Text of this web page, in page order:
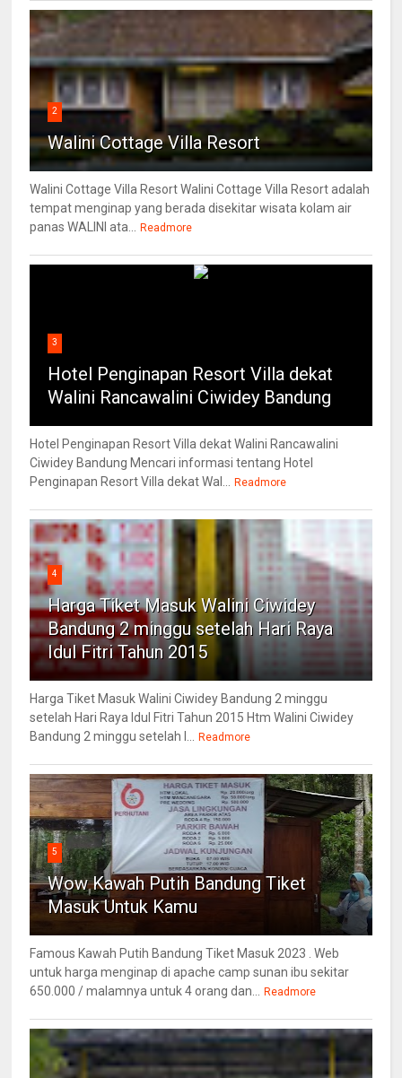
2
Walini Cottage Villa Resort
Walini Cottage Villa Resort Walini Cottage Villa Resort adalah
tempat menginap yang berada disekitar wisata kolam air
panas WALINI ata...
Readmore
3
Hotel Penginapan Resort Villa dekat
Walini Rancawalini Ciwidey Bandung
Hotel Penginapan Resort Villa dekat Walini Rancawalini
Ciwidey Bandung Mencari informasi tentang Hotel
Penginapan Resort Villa dekat Wal...
Readmore
4
Harga Tiket Masuk Walini Ciwidey
Bandung 2 minggu setelah Hari Raya
Idul Fitri Tahun 2015
Harga Tiket Masuk Walini Ciwidey Bandung 2 minggu
setelah Hari Raya Idul Fitri Tahun 2015 Htm Walini Ciwidey
Bandung 2 minggu setelah l...
Readmore
5
Wow Kawah Putih Bandung Tiket
Masuk Untuk Kamu
Famous Kawah Putih Bandung Tiket Masuk 2023 . Web
untuk harga menginap di apache camp sunan ibu sekitar
650.000 / malamnya untuk 4 orang dan...
Readmore